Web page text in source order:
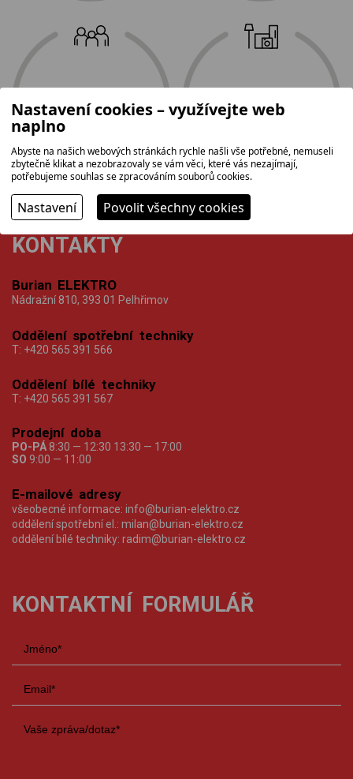
rodinná firma
sortiment
KONTAKTY
Burian ELEKTRO
Nádražní 810, 393 01 Pelhřimov
Oddělení spotřební techniky
T: +420 565 391 566
Oddělení bílé techniky
T: +420 565 391 567
Prodejní doba
PO-PÁ 8:30 — 12:30 13:30 — 17:00
SO 9:00 — 11:00
E-mailové adresy
všeobecné informace: info@burian-elektro.cz
oddělení spotřební el.: milan@burian-elektro.cz
oddělení bílé techniky: radim@burian-elektro.cz
KONTAKTNÍ FORMULÁŘ
Nastavení cookies – využívejte web
naplno
Abyste na našich webových stránkách rychle našli vše potřebné, nemuseli
zbytečně klikat a nezobrazovaly se vám věci, které vás nezajímají,
potřebujeme souhlas se zpracováním souborů cookies.
Nastavení Povolit všechny cookies